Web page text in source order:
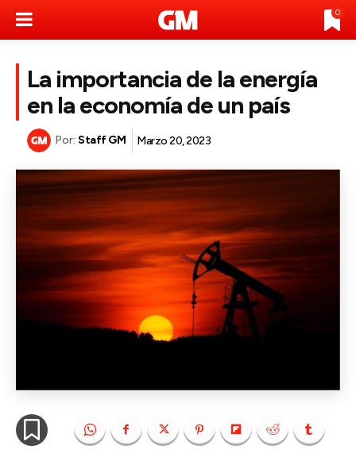
0
La importancia de la energía
en la economía de un país
Por: Staff GM Marzo 20, 2023